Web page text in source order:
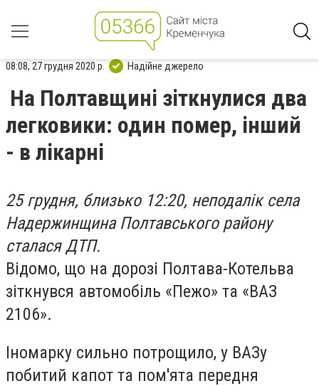
08:08, 27 грудня 2020 р. Надійне джерело
На Полтавщині зіткнулися два
легковики: один помер, інший
- в лікарні
25 грудня, близько 12:20, неподалік села
Надержинщина Полтавського району
сталася ДТП.
Відомо, що на дорозі Полтава-Котельва
зіткнувся автомобіль «Пежо» та «ВАЗ
2106».
Іномарку сильно потрощило, у ВАЗу
побитий капот та пом'ята передня